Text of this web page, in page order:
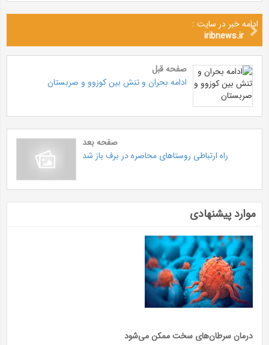
ادامه خبر در سایت :
iribnews.ir
صفحه قبل
ادامه بحران و تنش بین کوزوو و صربستان
صفحه بعد
راه ارتباطی روستا‌های محاصره در برف باز شد
موارد پیشنهادی
درمان سرطان‌های سخت ممکن می‌شود